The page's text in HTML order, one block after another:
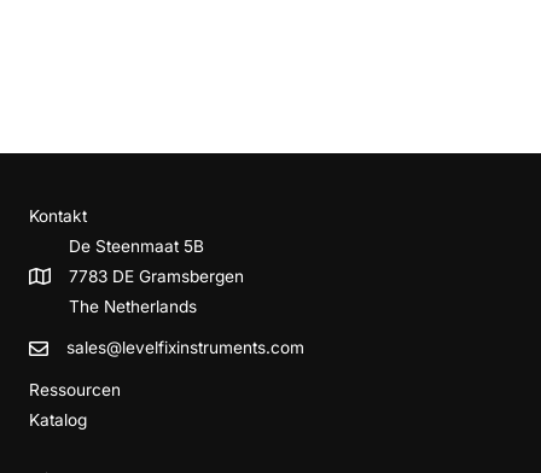
Kontakt
De Steenmaat 5B
7783 DE Gramsbergen
The Netherlands
sales@levelfixinstruments.com
Ressourcen
Katalog